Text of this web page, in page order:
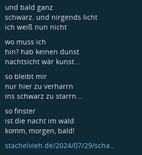
und bald ganz
schwarz. und nirgends licht
ich weiß nun nicht
wo muss ich
hin? hab keinen dunst
nachtsicht wär kunst...
so bleibt mir
nur hier zu verharrn
ins schwarz zu starrn...
so finster
ist die nacht im wald
komm, morgen, bald!
stachelvieh.de/2024/07/29/scha…